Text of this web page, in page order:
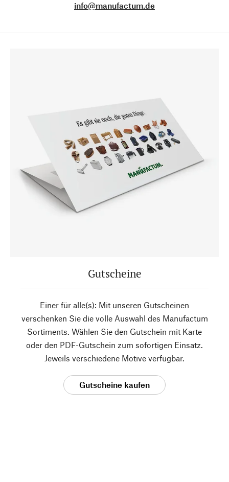
info@manufactum.de
Gutscheine
Einer für alle(s): Mit unseren Gutscheinen
verschenken Sie die volle Auswahl des Manufactum
Sortiments. Wählen Sie den Gutschein mit Karte
oder den PDF-Gutschein zum sofortigen Einsatz.
Jeweils verschiedene Motive verfügbar.
Gutscheine kaufen